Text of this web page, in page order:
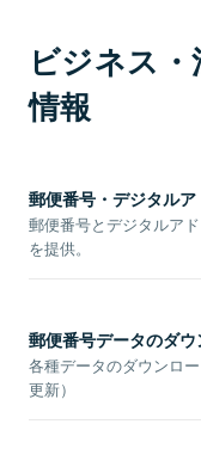
ビジネス
情報
郵便番号・デジタル
郵便番号とデジタルア
を提供。
郵便番号データのダウ
各種データのダウンロ
更新）